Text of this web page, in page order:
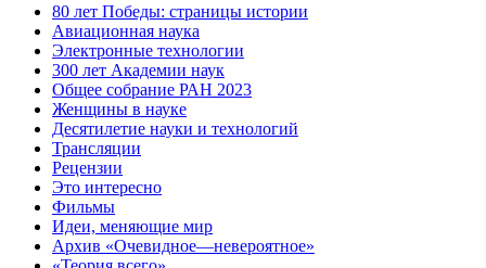
80 лет Победы: страницы истории
Авиационная наука
Электронные технологии
300 лет Академии наук
Общее собрание РАН 2023
Женщины в науке
Десятилетие науки и технологий
Трансляции
Рецензии
Это интересно
Фильмы
Идеи, меняющие мир
Архив «Очевидное—невероятное»